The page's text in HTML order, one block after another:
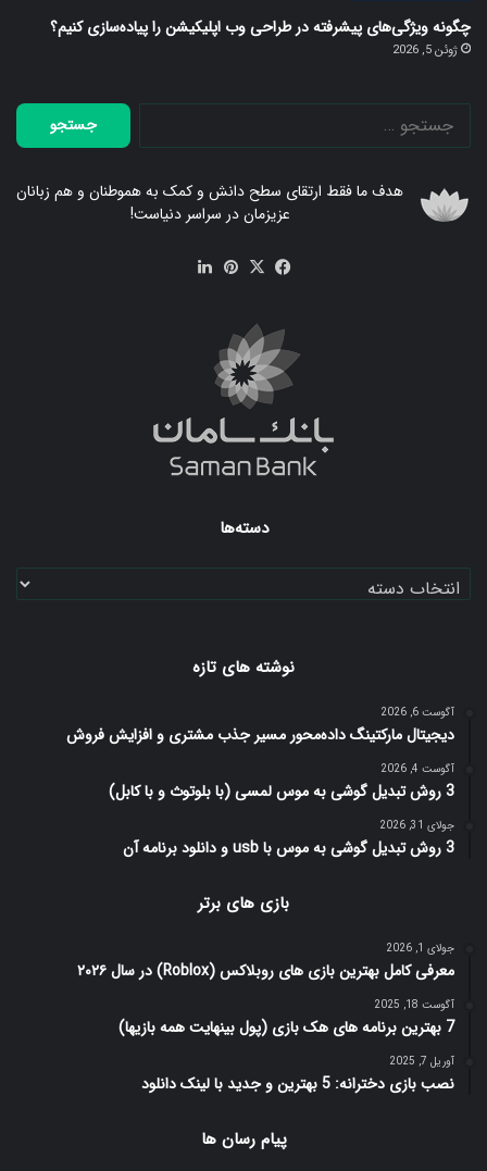
چگونه ویژگی‌های پیشرفته در طراحی وب اپلیکیشن را پیاده‌سازی کنیم؟
ژوئن 5, 2026
جستجو
برای:
هدف ما فقط ارتقای سطح دانش و کمک به هموطنان و هم زبانان
عزیزمان در سراسر دنیاست!
فیسX ‫پین‌ترست
دسته‌ها
دسته‌ها
نوشته های تازه
آگوست 6, 2026
دیجیتال مارکتینگ داده‌محور مسیر جذب مشتری و افزایش فروش
آگوست 4, 2026
3 روش تبدیل گوشی به موس لمسی (با بلوتوث و با کابل)
جولای 31, 2026
3 روش تبدیل گوشی به موس با usb و دانلود برنامه آن
بازی های برتر
جولای 1, 2026
معرفی کامل بهترین بازی های روبلاکس (Roblox) در سال ۲۰۲۶
آگوست 18, 2025
7 بهترین برنامه های هک بازی (پول بینهایت همه بازیها)
آوریل 7, 2025
نصب بازی دخترانه: 5 بهترین و جدید با لینک دانلود
پیام رسان ها